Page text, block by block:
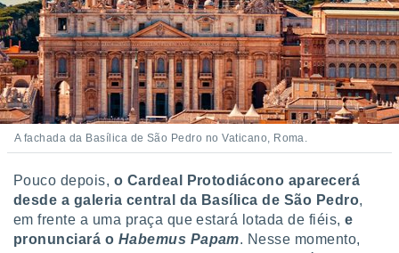
A fachada da Basílica de São Pedro no Vaticano, Roma.
Pouco depois, o Cardeal Protodiácono aparecerá
desde a galeria central da Basílica de São Pedro,
em frente a uma praça que estará lotada de fiéis,e
pronunciará o Habemus Papam. Nesse momento,